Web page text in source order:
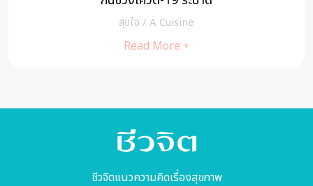
ชีวจิตแนวความคิดเรื่องสุขภาพ